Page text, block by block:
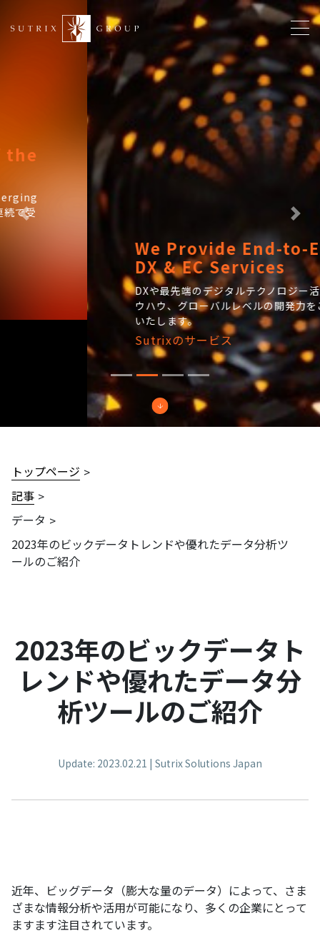
イ
に
移
We Provide End-to-End
DX & EC Services
DXや最先端のデジタルテクノロジー活用のノ
ウハウ、グローバルレベルの開発力をご提供
いたします。
Sutrixのサービス
Previous Next
トップページ
記事
データ
2023年のビックデータトレンドや優れたデータ分析ツ
ールのご紹介
2023年のビックデータト
レンドや優れたデータ分
析ツールのご紹介
Update: 2023.02.21 | Sutrix Solutions Japan
近年、ビッグデータ（膨大な量のデータ）によって、さま
ざまな情報分析や活用が可能になり、多くの企業にとって
ますます注目されています。